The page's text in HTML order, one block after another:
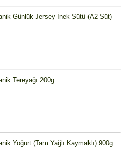
Günlük Jersey İnek Sütü (A2 Süt)
Tereyağı 200g
Yoğurt (Tam Yağlı Kaymaklı) 900g